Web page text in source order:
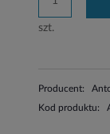
szt.
Producent:
Kod produktu: